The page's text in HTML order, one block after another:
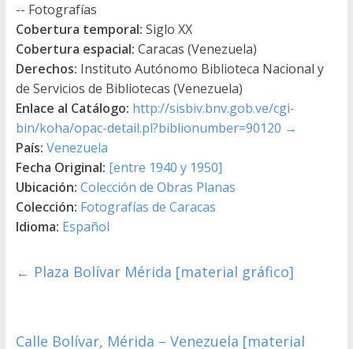
-- Fotografías
Cobertura temporal: Siglo XX
Cobertura espacial: Caracas (Venezuela)
Derechos: Instituto Autónomo Biblioteca Nacional y
de Servicios de Bibliotecas (Venezuela)
Enlace al Catálogo: http://sisbiv.bnv.gob.ve/cgi-
bin/koha/opac-detail.pl?biblionumber=90120 →
País: Venezuela
Fecha Original: [entre 1940 y 1950]
Ubicación: Colección de Obras Planas
Colección: Fotografías de Caracas
Idioma: Español
← Plaza Bolívar Mérida [material gráfico]
Calle Bolívar, Mérida – Venezuela [material